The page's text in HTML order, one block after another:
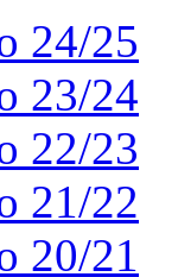
24/25
23/24
22/23
21/22
20/21